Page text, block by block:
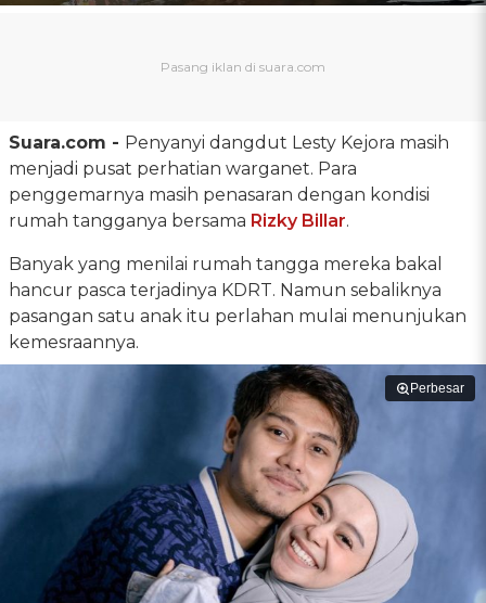
Suara.com - Penyanyi dangdut Lesty Kejora masih
menjadi pusat perhatian warganet. Para
penggemarnya masih penasaran dengan kondisi
rumah tangganya bersama Rizky Billar.
Banyak yang menilai rumah tangga mereka bakal
hancur pasca terjadinya KDRT. Namun sebaliknya
pasangan satu anak itu perlahan mulai menunjukan
kemesraannya.
Perbesar